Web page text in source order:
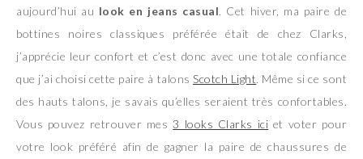
aujourd’hui au look en jeans casual. Cet hiver, ma paire de
bottines noires classiques préférée était de chez Clarks,
j’apprécie leur confort et c’est donc avec une totale confiance
que j’ai choisi cette paire à talons Scotch Light. Même si ce sont
des hauts talons, je savais qu’elles seraient très confortables.
Vous pouvez retrouver mes3 looks Clarks ici et voter pour
votre look préféré afin de gagner la paire de chaussures de